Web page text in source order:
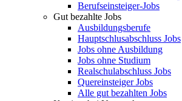
Berufseinsteiger-Jobs
Gut bezahlte Jobs
Ausbildungsberufe
Hauptschlusabschluss Jobs
Jobs ohne Ausbildung
Jobs ohne Studium
Realschulabschluss Jobs
Quereinsteiger Jobs
Alle gut bezahlten Jobs